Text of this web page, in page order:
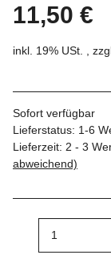
11,50 €
inkl. 19% USt. ,
Sofort verfügbar
Lieferstatus: 1-6
Lieferzeit: 2 - 3
abweichend)